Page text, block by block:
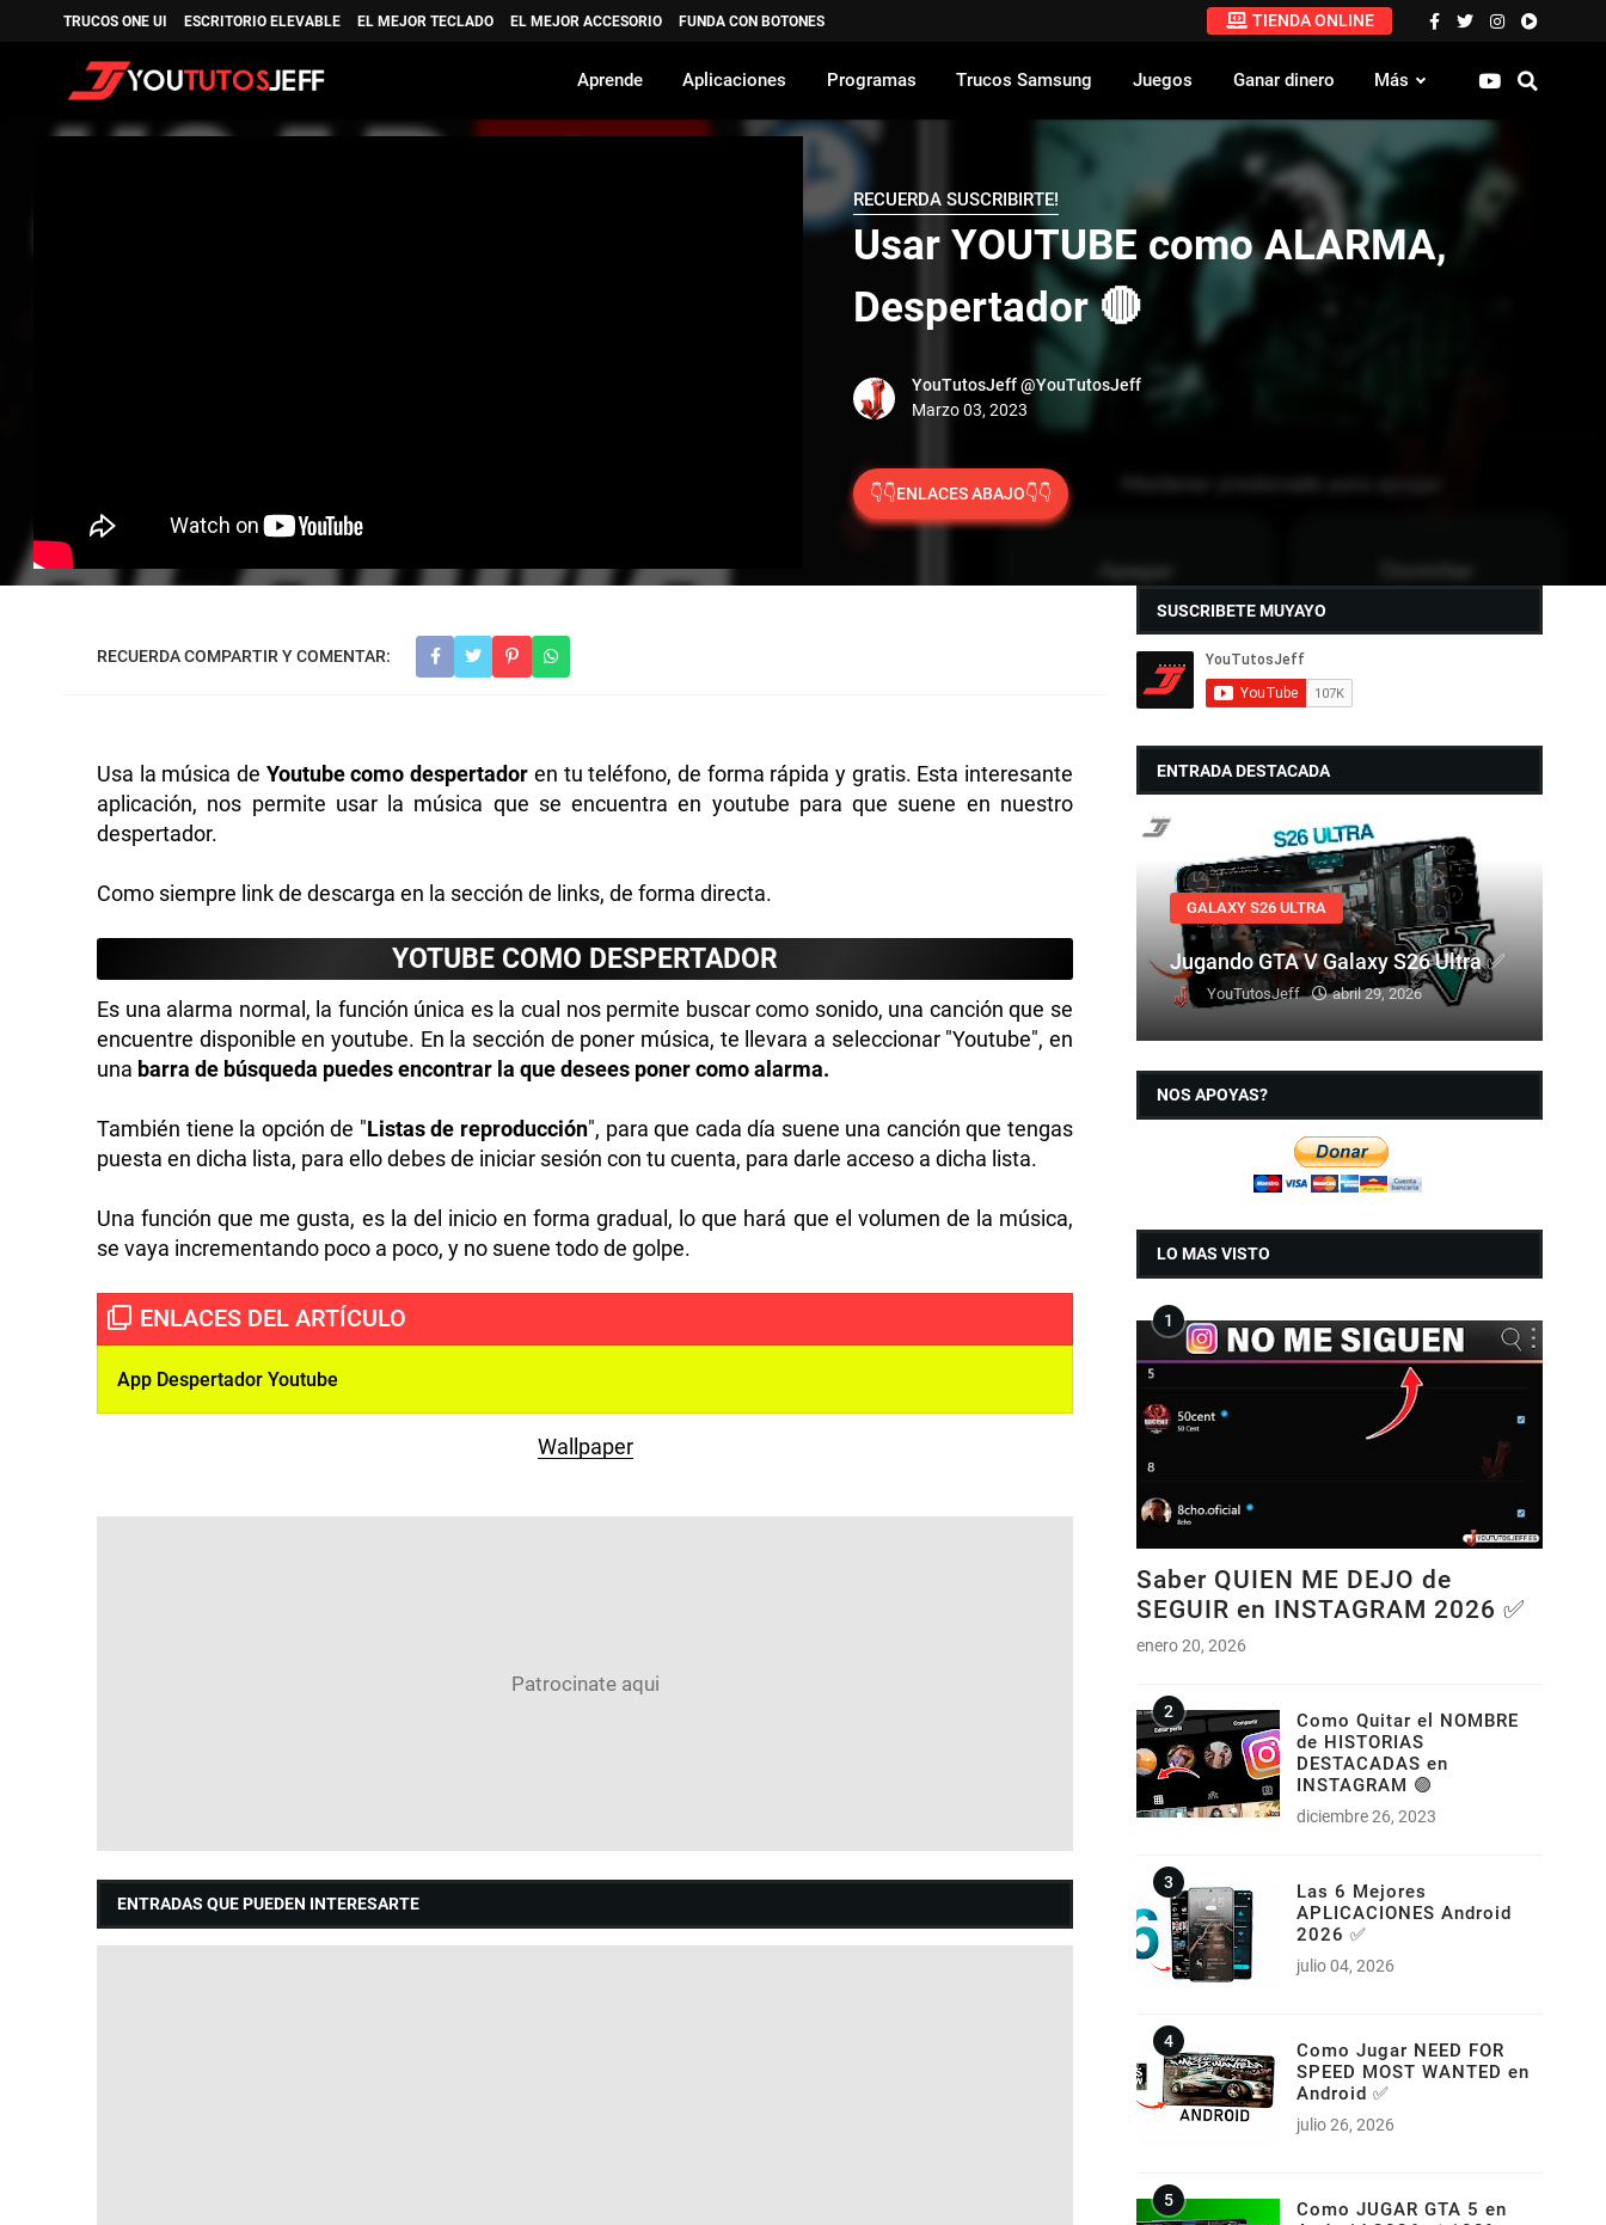
TRUCOS ONE UI ESCRITORIO ELEVABLE EL MEJOR TECLADO EL MEJOR ACCESORIO FUNDA CON BOTONES TIENDA ONLINE
Aprende Aplicaciones Programas Trucos Samsung Juegos Ganar dinero Más
Usar YOUTUBE como ALARMA,
Despertador 🔴
RECUERDA SUSCRIBIRTE!
👇👇ENLACES ABAJO👇👇
YouTutosJeff@YouTutosJeff
Usa la música de Youtube como despertador en tu teléfono, de forma rápida y gratis. Esta interesante
aplicación, nos permite usar la música que se encuentra en youtube para que suene en nuestro
despertador.
Como siempre link de descarga en la sección de links, de forma directa.
YOTUBE COMO DESPERTADOR
Es una alarma normal, la función única es la cual nos permite buscar como sonido, una canción que se
encuentre disponible en youtube. En la sección de poner música, te llevara a seleccionar "Youtube", en
una barra de búsqueda puedes encontrar la que desees poner como alarma.
También tiene la opción de "Listas de reproducción", para que cada día suene una canción que tengas
puesta en dicha lista, para ello debes de iniciar sesión con tu cuenta, para darle acceso a dicha lista.
Una función que me gusta, es la del inicio en forma gradual, lo que hará que el volumen de la música,
se vaya incrementando poco a poco, y no suene todo de golpe.
App Despertador Youtube
Wallpaper
ENTRADAS QUE PUEDEN INTERESARTE
SUSCRIBETE MUYAYO
ENTRADA DESTACADA
GALAXY S26 ULTRA
Jugando GTA V Galaxy S26 Ultra ✅
YouTutosJeff abril 29, 2026
NOS APOYAS?
LO MAS VISTO
Saber QUIEN ME DEJO de
SEGUIR en INSTAGRAM 2026 ✅
enero 20, 2026
Como Quitar el NOMBRE
de HISTORIAS
DESTACADAS en
INSTAGRAM 🟣
diciembre 26, 2023
Las 6 Mejores
APLICACIONES Android
2026 ✅
julio 04, 2026
Como Jugar NEED FOR
SPEED MOST WANTED en
Android ✅
julio 26, 2026
Como JUGAR GTA 5 en